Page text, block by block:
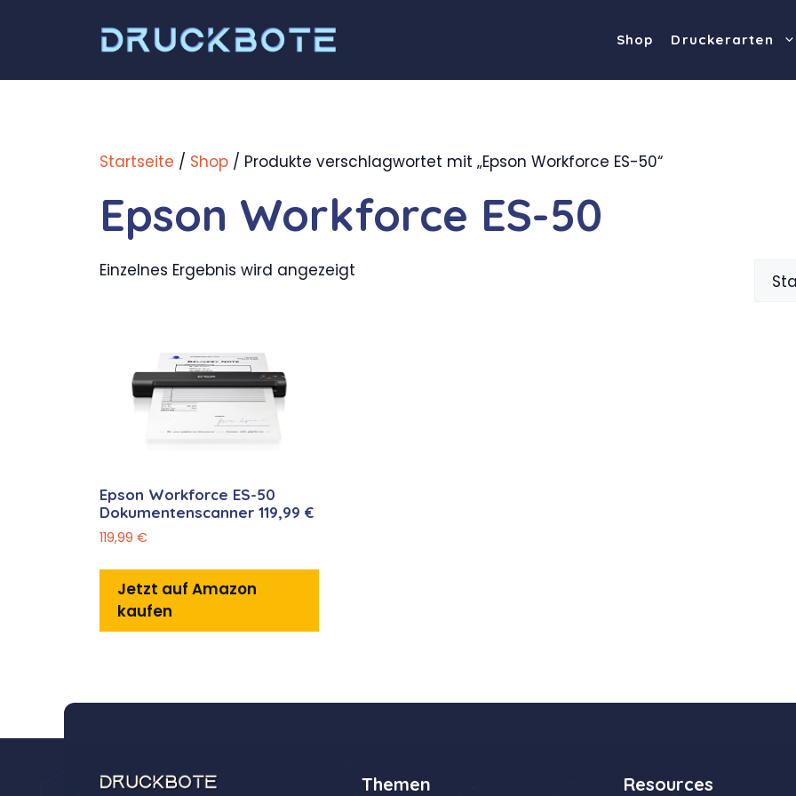
Shop Druckerarten
Startseite / Shop / Produkte verschlagwortet mit „Epson Workforce ES-50“
Epson Workforce ES-50
Einzelnes Ergebnis wird angezeigt
Epson Workforce ES-50
Dokumentenscanner 119,99 €
119,99 €
Jetzt auf Amazon
kaufen
Themen Resources